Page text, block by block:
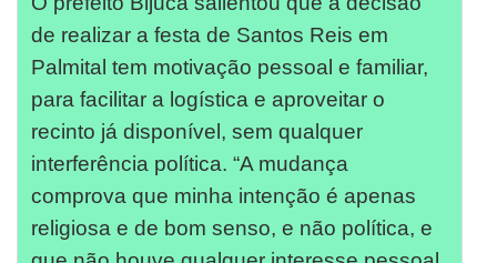
de realizar a festa de Santos Reis em
Palmital tem motivação pessoal e familiar,
para facilitar a logística e aproveitar o
recinto já disponível, sem qualquer
interferência política. “A mudança
comprova que minha intenção é apenas
religiosa e de bom senso, e não política, e